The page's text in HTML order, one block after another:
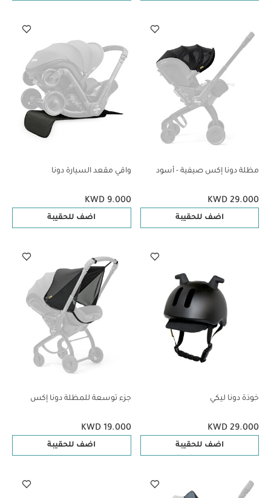
مظلة دونا إكس صيفية - أسود
KWD 29.000
اضف للحقيبة
واقي مقعد السيارة دونا
KWD 9.000
اضف للحقيبة
خوذة دونا ليكي
KWD 29.000
اضف للحقيبة
جزء توسعة للمظلة دونا إكس
KWD 19.000
اضف للحقيبة